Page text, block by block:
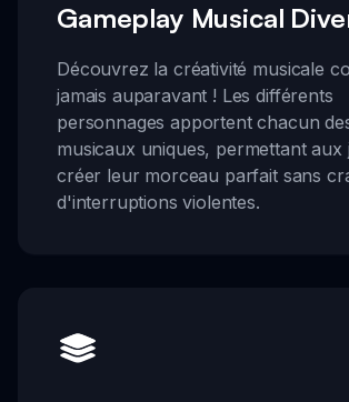
Gameplay Musical
Découvrez la créativité musicale
jamais auparavant ! Les différents
personnages apportent chacun
musicaux uniques, permettant aux
créer leur morceau parfait sans
d'interruptions violentes.